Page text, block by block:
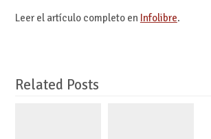
Leer el artículo completo en Infolibre.
Related Posts